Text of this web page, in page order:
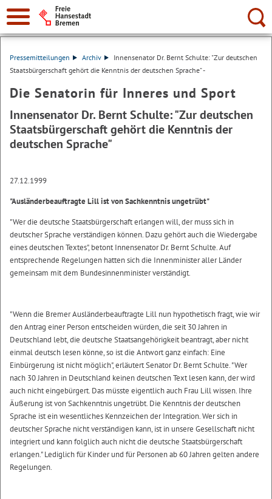
Suche:
Pressemitteilungen Archiv
Innensenator Dr. Bernt Schulte: "Zur deutschen
Staatsbürgerschaft gehört die Kenntnis der deutschen Sprache" -
Die Senatorin für Inneres und Sport
Innensenator Dr. Bernt Schulte: "Zur deutschen
Staatsbürgerschaft gehört die Kenntnis der
deutschen Sprache"
27.12.1999
"Ausländerbeauftragte Lill ist von Sachkenntnis ungetrübt"
"Wer die deutsche Staatsbürgerschaft erlangen will, der muss sich in
deutscher Sprache verständigen können. Dazu gehört auch die Wiedergabe
eines deutschen Textes", betont Innensenator Dr. Bernt Schulte. Auf
entsprechende Regelungen hatten sich die Innenminister aller Länder
gemeinsam mit dem Bundesinnenminister verständigt.
"Wenn die Bremer Ausländerbeauftragte Lill nun hypothetisch fragt, wie wir
den Antrag einer Person entscheiden würden, die seit 30 Jahren in
Deutschland lebt, die deutsche Staatsangehörigkeit beantragt, aber nicht
einmal deutsch lesen könne, so ist die Antwort ganz einfach: Eine
Einbürgerung ist nicht möglich", erläutert Senator Dr. Bernt Schulte. "Wer
nach 30 Jahren in Deutschland keinen deutschen Text lesen kann, der wird
auch nicht eingebürgert. Das müsste eigentlich auch Frau Lill wissen. Ihre
Äußerung ist von Sachkenntnis ungetrübt. Die Kenntnis der deutschen
Sprache ist ein wesentliches Kennzeichen der Integration. Wer sich in
deutscher Sprache nicht verständigen kann, ist in unsere Gesellschaft nicht
integriert und kann folglich auch nicht die deutsche Staatsbürgerschaft
erlangen." Lediglich für Kinder und für Personen ab 60 Jahren gelten andere
Regelungen.